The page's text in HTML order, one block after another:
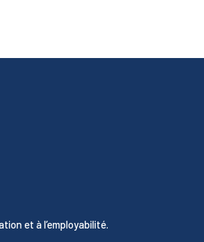
et à l’employabilité.